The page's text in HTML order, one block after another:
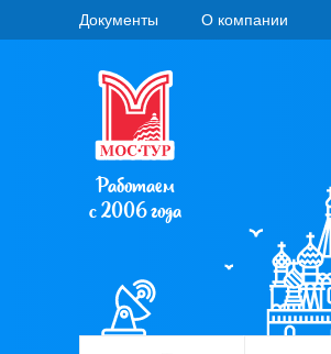
Документы О компании
Работаем
с 2006 года